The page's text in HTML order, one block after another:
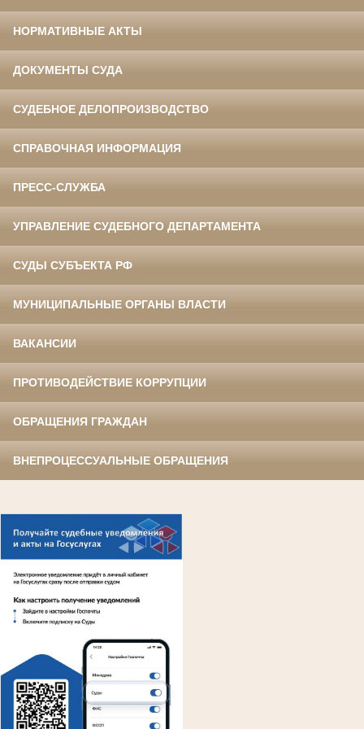
НОРМАТИВНЫЕ АКТЫ
ДОКУМЕНТЫ СУДА
СУДЕБНОЕ ДЕЛОПРОИЗВОДСТВО
СПРАВОЧНАЯ ИНФОРМАЦИЯ
ПРЕСС-СЛУЖБА
УПРАВЛЕНИЕ СУДЕБНОГО ДЕПАРТАМЕНТА
СУДЫ СУБЪЕКТА РФ
МУНИЦИПАЛЬНЫЕ ОРГАНЫ ВЛАСТИ
ВАКАНСИИ
ПРОТИВОДЕЙСТВИЕ КОРРУПЦИИ
ОБРАЩЕНИЯ ГРАЖДАН
ВНЕПРОЦЕССУАЛЬНЫЕ ОБРАЩЕНИЯ